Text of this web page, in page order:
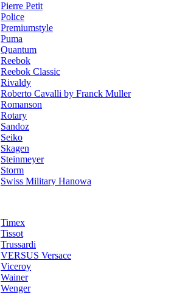
Pierre Petit
Police
Premiumstyle
Puma
Quantum
Reebok
Reebok Classic
Rivaldy
Roberto Cavalli by Franck Muller
Romanson
Rotary
Sandoz
Seiko
Skagen
Steinmeyer
Storm
Swiss Military Hanowa
Timex
Tissot
Trussardi
VERSUS Versace
Viceroy
Wainer
Wenger